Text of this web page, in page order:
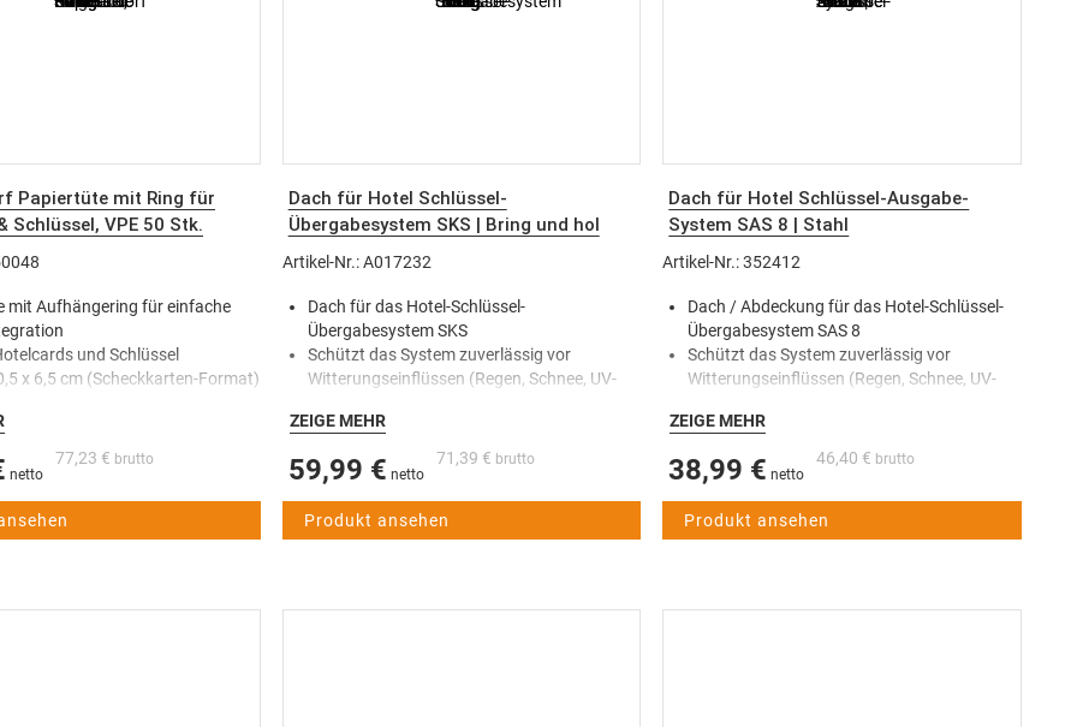
Papiertüte mit Ring für
Schlüssel, VPE 50 Stk.
mit Aufhängering für einfache
und Schlüssel
x 6,5 cm (Scheckkarten-Format)
strukturierte
Papier 120 g
VPE mit 50 Stück
Hotels, Pensionen & Gästehäuser
77,23 €
Dach für Hotel Schlüssel-
Übergabesystem SKS | Bring und hol
Artikel-Nr.: A017232
Dach für das Hotel-Schlüssel-
Übergabesystem SKS
Schützt das System zuverlässig vor
Witterungseinflüssen (Regen, Schnee, UV-
Sorgt für eine längere Lebensdauer des
Schlüsselübergabesystems
Passgenau für das SKS-System von
Kniggendorf
Ideal für den Außenbereich bei Hotels,
ZEIGE MEHR
71,39 €
59,99 €
Produkt ansehen
Dach für Hotel Schlüssel-Ausgabe-
System SAS 8 | Stahl
Artikel-Nr.: 352412
Dach / Abdeckung für das Hotel-Schlüssel-
Übergabesystem SAS 8
Schützt das System zuverlässig vor
Witterungseinflüssen (Regen, Schnee, UV-
Sorgt für eine längere Lebensdauer des
Schlüsselübergabesystems
Passgenau für das SAS 8-System von
Kniggendorf
Ideal für den Außenbereich bei Hotels,
ZEIGE MEHR
46,40 €
38,99 €
Produkt ansehen